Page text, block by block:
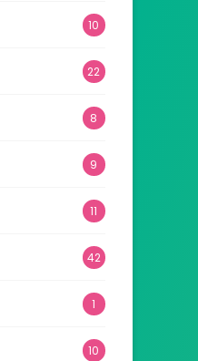
10
22
8
9
11
42
1
10